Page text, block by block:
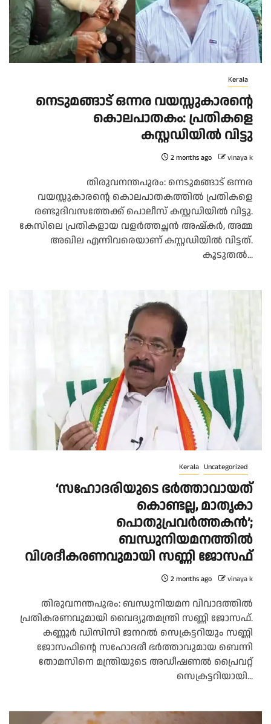
Kerala
നെടുമങ്ങാട് ഒന്നര വയസ്സുകാരന്റെ
കൊലപാതകം: പ്രതികളെ
കസ്റ്റഡിയിൽ വിട്ടു
2 months ago vinaya k
തിരുവനന്തപുരം: നെടുമങ്ങാട് ഒന്നര
വയസ്സുകാരന്റെ കൊലപാതകത്തിൽ പ്രതികളെ
രണ്ടുദിവസത്തേക്ക് പൊലീസ് കസ്റ്റഡിയിൽ വിട്ടു.
കേസിലെ പ്രതികളായ വളർത്തച്ഛൻ അഷ്കർ, അമ്മ
അഖില എന്നിവരെയാണ് കസ്റ്റഡിയിൽ വിട്ടത്.
കൂടുതൽ...
Kerala Uncategorized
‘സഹോദരിയുടെ ഭർത്താവായത്
കൊണ്ടല്ല, മാതൃകാ
പൊതുപ്രവർത്തകൻ’;
ബന്ധുനിയമനത്തിൽ
വിശദീകരണവുമായി സണ്ണി ജോസഫ്
2 months ago vinaya k
തിരുവനന്തപുരം: ബന്ധുനിയമന വിവാദത്തിൽ
പ്രതികരണവുമായി വൈദ്യുതമന്ത്രി സണ്ണി ജോസഫ്.
കണ്ണൂർ ഡിസിസി ജനറൽ സെക്രട്ടറിയും സണ്ണി
ജോസഫിന്റെ സഹോദരീ ഭർത്താവുമായ ബെന്നി
തോമസിനെ മന്ത്രിയുടെ അഡീഷണൽ പ്രൈവറ്റ്
സെക്രട്ടറിയായി...